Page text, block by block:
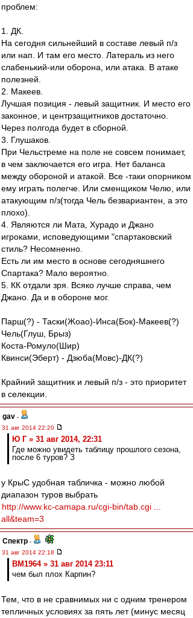
проблем:
1. ДК.
На сегодня сильнейший в составе левый п/з
или нап. И там его место. Латераль из него
слабенький-или оборона, или атака. В атаке
полезней.
2. Макеев.
Лучшая позиция - левый защитник. И место его
законное, и центрзащитников достаточно.
Через полгода будет в сборной.
3. Глушаков.
При Чельстреме на поле не совсем понимает,
в чем заключается его игра. Нет баланса
между обороной и атакой. Все -таки опорником
ему играть полегче. Или сменщиком Челю, или
атакующим п/з(тогда Чель безвариантен, а это
плохо).
4. Являются ли Мата, Хурадо и Джано
игроками, исповедующими "спартаковский
стиль? Несомненно.
Есть ли им место в основе сегодняшнего
Спартака? Мало вероятно.
5. КК отдали зря. Всяко лучше справа, чем
Джано. Да и в обороне мог.
Парш(?) - Таски(Жоао)-Инса(Бок)-Макеев(?)
Чель(Глуш, Брыз)
Коста-Ромуло(Шир)
Квинси(Эберт) - Дзюба(Мовс)-ДК(?)
Крайний защитник и левый п/з - это приоритет
в селекции.
gav -
31 авг 2014 22:20
Ю Г » 31 авг 2014, 22:31
Где можно увидеть таблицу прошлого сезона,
после 6 туров? З
у КрыС удобная табличка - можно любой
диапазон туров выбрать
http://www.kc-camapa.ru/cgi-bin/tab.cgi ...
all&team=3
Спектр -
31 авг 2014 22:18
BM1964 » 31 авг 2014 23:11
чем был плох Карпин?
Тем, что в не сравнимых ни с одним тренером
тепличных условиях за пять лет (минус месяц